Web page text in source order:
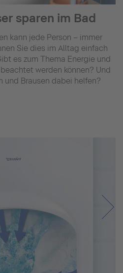
sparen im Bad
kann jede Person – immer
Sie dies im Alltag einfach
es zum Thema Energie und
werden können? Und
und Brausen dabei helfen?